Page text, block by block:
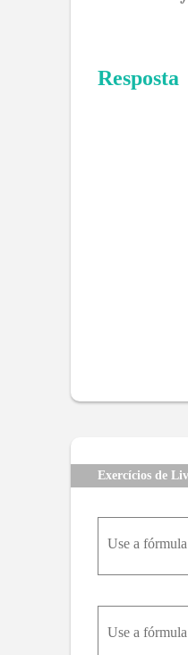
Resposta
Exercícios de
Use a
Use a